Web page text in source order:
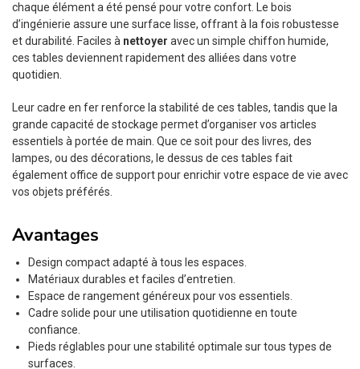
chaque élément a été pensé pour votre confort. Le bois
d’ingénierie assure une surface lisse, offrant à la fois robustesse
et durabilité. Faciles à nettoyer avec un simple chiffon humide,
ces tables deviennent rapidement des alliées dans votre
quotidien.
Leur cadre en fer renforce la stabilité de ces tables, tandis que la
grande capacité de stockage permet d’organiser vos articles
essentiels à portée de main. Que ce soit pour des livres, des
lampes, ou des décorations, le dessus de ces tables fait
également office de support pour enrichir votre espace de vie avec
vos objets préférés.
Avantages
Design compact adapté à tous les espaces.
Matériaux durables et faciles d’entretien.
Espace de rangement généreux pour vos essentiels.
Cadre solide pour une utilisation quotidienne en toute
confiance.
Pieds réglables pour une stabilité optimale sur tous types de
surfaces.